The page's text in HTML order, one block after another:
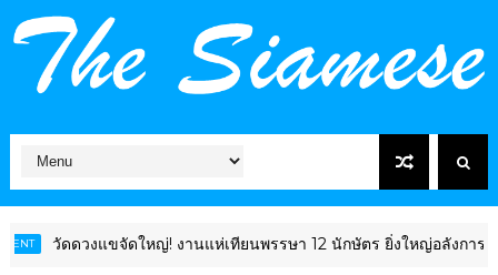
งแขจัดใหญ่! งานแห่เทียนพรรษา 12 นักษัตร ยิ่งใหญ่อลังการ โชว์ไฮไล